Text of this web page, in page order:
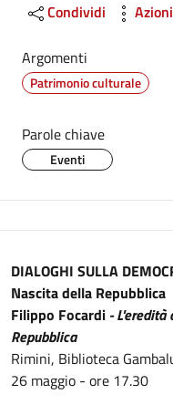
Condividi Azioni
Argomenti
Patrimonio culturale
Parole chiave
Eventi
Descrizione
DIALOGHI SULLA
Nascita della Repubblica
Filippo Focardi -
Repubblica
Rimini, Biblioteca
26 maggio - ore 17.30